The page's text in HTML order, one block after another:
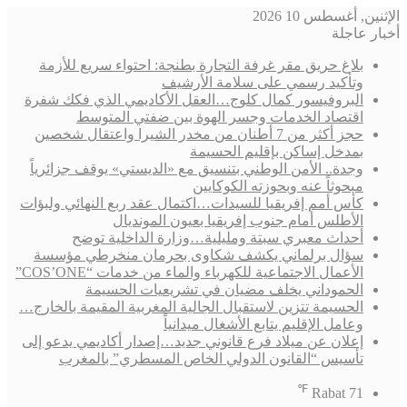
الإثنين, أغسطس 10 2026
أخبار عاجلة
بلاغ حريق مقر غرفة التجارة بطنجة: احتواء سريع للأزمة
وتأكيد رسمي على سلامة الأرشيف
البروفيسور كمال كلوج…العقل الأكاديمي الذي فكك شفرة
اقتصاد الخدمات وجسر الهوة بين ضفتي المتوسط
حجز أكثر من 7 أطنان من مخدر الشيرا واعتقال شخصين
بمدخل إساكن بإقليم الحسيمة
وجدة.. الأمن الوطني بتنسيق مع «الديستي» يوقف جزائرياً
مبحوثاً عنه وبحوزته الكوكايين
كأس أمم إفريقيا للسيدات…اكتمال عقد ربع النهائي ولبؤات
الأطلس أمام جنوب إفريقيا بعيون المونديال
أحداث معبري سبتة ومليلية…وزارة الداخلية توضح
سؤال برلماني يكشف شكاوى بحرمان منخرطي مؤسسة
الأعمال الاجتماعية للكهرباء والماء من خدمات “COS’ONE”
الحموداني يخلف مضيان في تشريعيات الحسيمة
الحسيمة تتزين لاستقبال الجالية المغربية المقيمة بالخارج…
وعامل الإقليم يتابع الأشغال ميدانياً
إعلان عن ميلاد فرع قانوني جديد…إصدار أكاديمي يدعو إلى
تأسيس “القانون الدولي الخاص المسطري” بالمغرب
Rabat 71
℉